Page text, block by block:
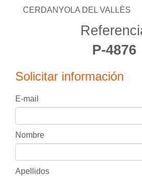
CERDANYOLA DEL VALLÈS
P-4876
Solicitar información
E-mail
Nombre
Apellidos